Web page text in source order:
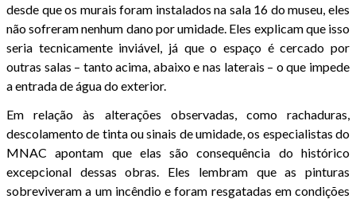
desde que os murais foram instalados na sala 16 do museu, eles
não sofreram nenhum dano por umidade. Eles explicam que isso
seria tecnicamente inviável, já que o espaço é cercado por
outras salas – tanto acima, abaixo e nas laterais – o que impede
a entrada de água do exterior.
Em relação às alterações observadas, como rachaduras,
descolamento de tinta ou sinais de umidade, os especialistas do
MNAC apontam que elas são consequência do histórico
excepcional dessas obras. Eles lembram que as pinturas
sobreviveram a um incêndio e foram resgatadas em condições